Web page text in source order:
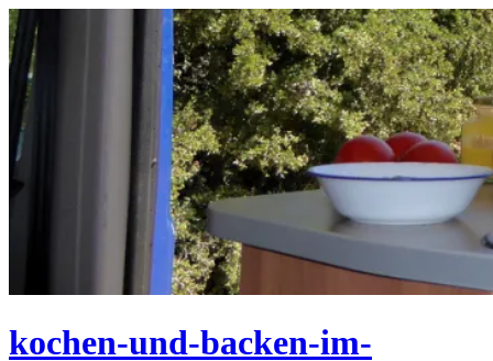
Zum
Inhalt
springen
kochen-und-backen-im-